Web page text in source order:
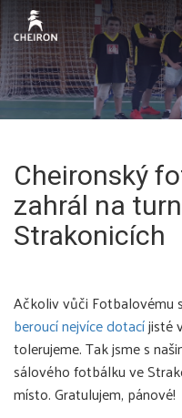
Cheironský
zahrál na
Strakonicích
Ačkoliv vůči Fotbalovému
beroucí nejvíce dotacíjisté
tolerujeme. Tak jsme s
sálového fotbálku ve
místo. Gratulujem, pánové!